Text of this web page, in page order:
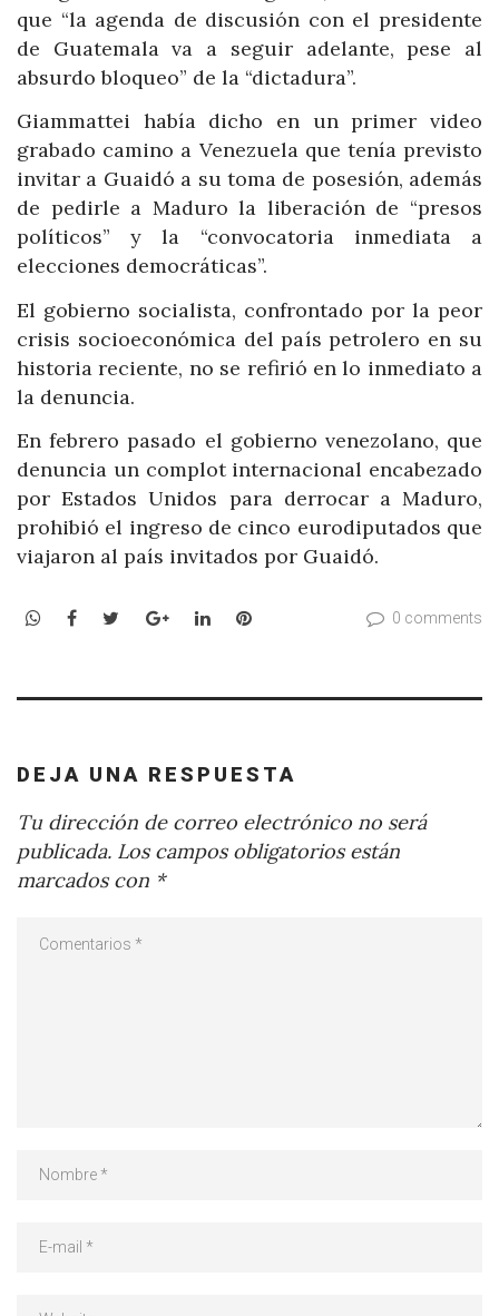
que “la agenda de discusión con el presidente
de Guatemala va a seguir adelante, pese al
absurdo bloqueo” de la “dictadura”.
Giammattei había dicho en un primer video
grabado camino a Venezuela que tenía previsto
invitar a Guaidó a su toma de posesión, además
de pedirle a Maduro la liberación de “presos
políticos” y la “convocatoria inmediata a
elecciones democráticas”.
El gobierno socialista, confrontado por la peor
crisis socioeconómica del país petrolero en su
historia reciente, no se refirió en lo inmediato a
la denuncia.
En febrero pasado el gobierno venezolano, que
denuncia un complot internacional encabezado
por Estados Unidos para derrocar a Maduro,
prohibió el ingreso de cinco eurodiputados que
viajaron al país invitados por Guaidó.
WhatsApp
Facebook
TwitterGoogle+LinkedInPinterest 0 comments
DEJA UNA RESPUESTA
Tu dirección de correo electrónico no será
publicada. Los campos obligatorios están
marcados con *